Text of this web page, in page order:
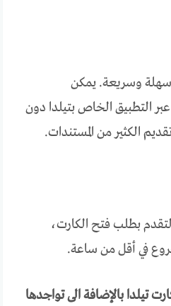
سهلة وسريعة. يمكن
التطبيق الخاص بتيلدا دون
الكثير من المستندات.
بطلب فتح الكارت،
في أقل من ساعة.
تيلدا بالإضافة الى تواجدها